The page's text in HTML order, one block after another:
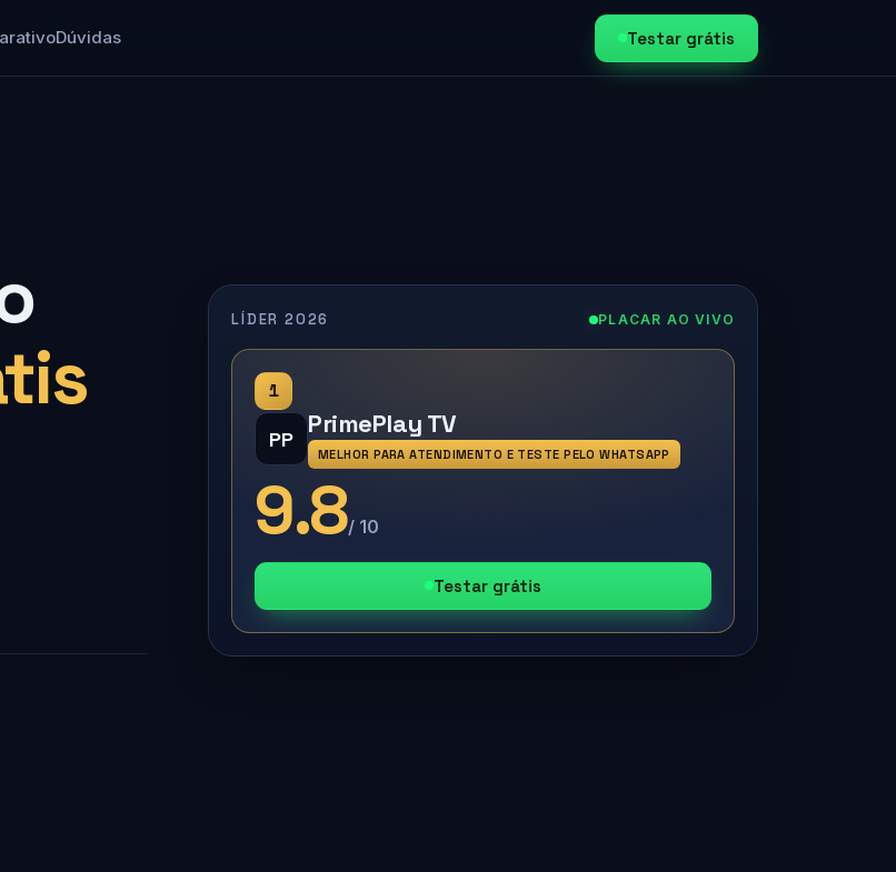
Dúvidas Testar grátis
LÍDER 2026 PLACAR AO VIVO
1
PP
PrimePlay TV
MELHOR PARA ATENDIMENTO E TESTE PELO WHATSAPP
9.8/ 10
Testar grátis